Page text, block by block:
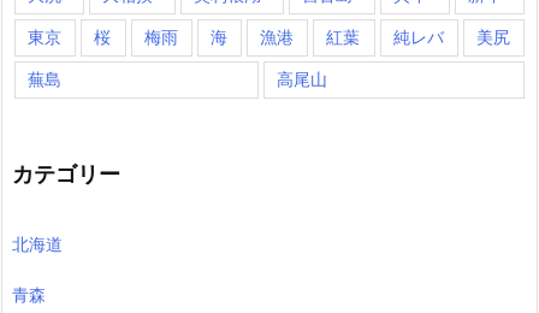
東京 桜 梅雨 海 漁港 紅葉 純レバ 美尻
蕪島 高尾山
カテゴリー
北海道
青森